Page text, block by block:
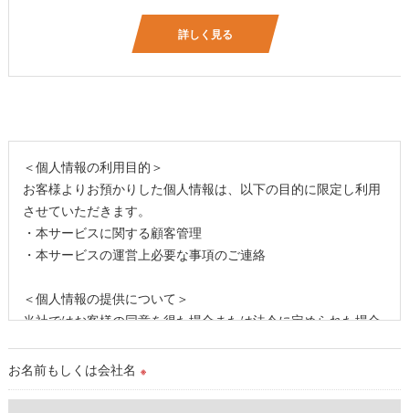
詳しく見る
＜個人情報の利用目的＞
お客様よりお預かりした個人情報は、以下の目的に限定し利用
させていただきます。
・本サービスに関する顧客管理
・本サービスの運営上必要な事項のご連絡
＜個人情報の提供について＞
当社ではお客様の同意を得た場合または法令に定められた場合
取得した個人情報を第三者に提供することはいたしません。
お名前もしくは会社名 ※